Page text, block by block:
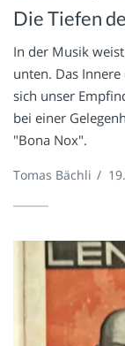
Die Tiefen
In der Musik
unten. Das
sich unser
bei einer
"Bona Nox".
Tomas Bächli /